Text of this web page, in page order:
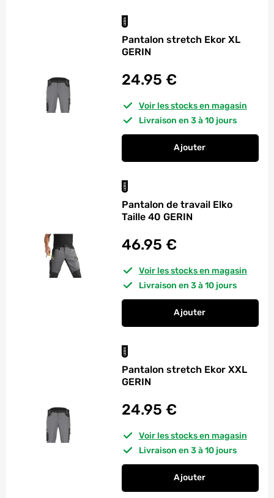
Pantalon stretch Ekor XL
GERIN
24.95 €
Voir les stocks en magasin
Livraison en 3 à 10 jours
Ajouter
Pantalon de travail Elko
Taille 40 GERIN
46.95 €
Voir les stocks en magasin
Livraison en 3 à 10 jours
Ajouter
Pantalon stretch Ekor XXL
GERIN
24.95 €
Voir les stocks en magasin
Livraison en 3 à 10 jours
Ajouter